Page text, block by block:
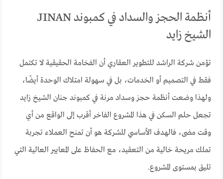
أنظمة الحجز والسداد في كمبوند JINAN
الشيخ زايد
تؤمن شركة الراشد للتطوير العقاري أن الفخامة الحقيقية لا تكتمل
فقط في التصميم أو الخدمات، بل في سهولة امتلاك الوحدة أيضًا،
ولهذا وضعت أنظمة حجز وسداد مرنة في كمبوند جنان الشيخ زايد
تجعل حلم السكن في هذا المشروع الفاخر أقرب إلى الواقع من أي
وقت مضى، فالهدف الأساسي للشركة هو أن تمنح العملاء تجربة
تملك مريحة خالية من التعقيد، مع الحفاظ على المعايير العالية التي
تليق بمستوى المشروع.